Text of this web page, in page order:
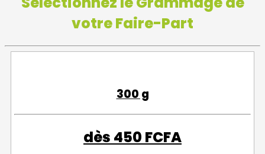
votre Faire-Part
300 g
dès 450 FCFA